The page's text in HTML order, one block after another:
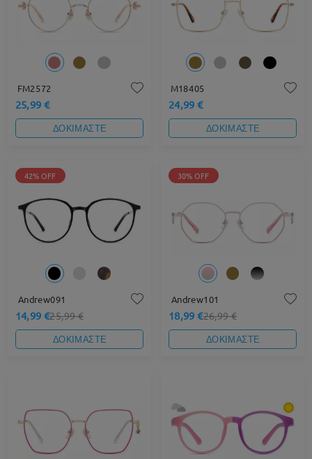
FM2572
25,99 €
ΔΟΚΙΜΑΣΤΕ
M18405
24,99 €
ΔΟΚΙΜΑΣΤΕ
42% OFF
Andrew091
14,99 €25,99 €
ΔΟΚΙΜΑΣΤΕ
30% OFF
Andrew101
18,99 €26,99 €
ΔΟΚΙΜΑΣΤΕ